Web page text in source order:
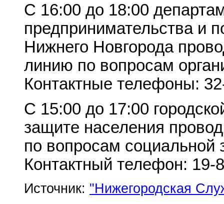
С 16:00 до 18:00
предпринимательства и
Нижнего Новгорода
линию по вопросам
Контактные телефоны:
С 15:00 до 17:00
защите населения
по вопросам
Контактный телефон: 19-
Источник: "Нижегородская